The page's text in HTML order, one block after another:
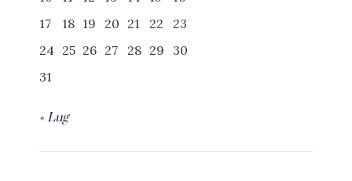
17
18 19 20 21 22
23
24 25 26 27 28 29
30
31
« Lug